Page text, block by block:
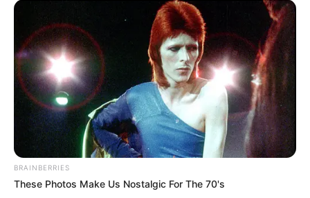
BRAINBERRIES
These Photos Make Us Nostalgic For The 70's